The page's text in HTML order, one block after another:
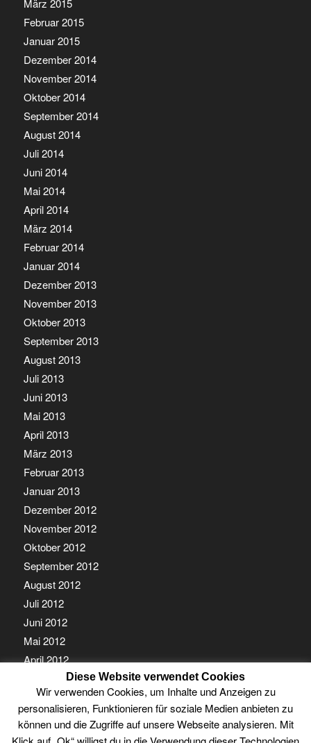
März 2015
Februar 2015
Januar 2015
Dezember 2014
November 2014
Oktober 2014
September 2014
August 2014
Juli 2014
Juni 2014
Mai 2014
April 2014
März 2014
Februar 2014
Januar 2014
Dezember 2013
November 2013
Oktober 2013
September 2013
August 2013
Juli 2013
Juni 2013
Mai 2013
April 2013
März 2013
Februar 2013
Januar 2013
Dezember 2012
November 2012
Oktober 2012
September 2012
August 2012
Juli 2012
Juni 2012
Mai 2012
April 2012
März 2012
Februar 2012
Januar 2012
Diese Website verwendet Cookies
Wir verwenden Cookies, um Inhalte und Anzeigen zu
personalisieren, Funktionieren für soziale Medien anbieten zu
können und die Zugriffe auf unsere Webseite analysieren. Mit